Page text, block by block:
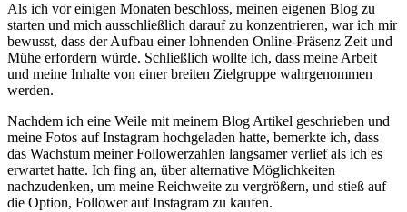
Als ich vor einigen Monaten beschloss, meinen eigenen Blog zu‌
starten und ​mich ausschließlich darauf zu konzentrieren, war ich mir
bewusst, dass der Aufbau einer lohnenden Online-Präsenz Zeit und
Mühe erfordern würde. Schließlich wollte ich, dass meine⁣ Arbeit
und meine Inhalte von ‍einer breiten ‍Zielgruppe wahrgenommen
werden.
Nachdem ich eine Weile mit meinem Blog Artikel geschrieben und
meine Fotos auf Instagram hochgeladen hatte, bemerkte ich, dass
das Wachstum meiner‍ Followerzahlen‌ langsamer verlief ‌als‍ ich es
erwartet hatte. Ich fing an, über‌ alternative Möglichkeiten
nachzudenken, um meine Reichweite zu​ vergrößern, und stieß auf
die Option, Follower auf Instagram zu kaufen.